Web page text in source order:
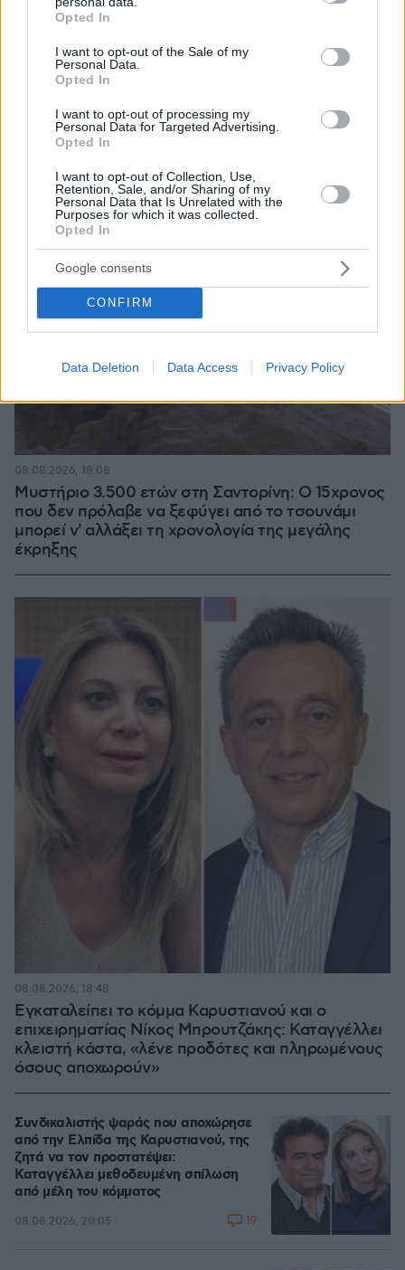
grant or deny consent to Google and its third-party tags to
use your data for below specified purposes in below Google
consent section.
Opted In
I want to opt-out of the Sale of my
Personal Data.
Opted In
I want to opt-out of processing my
Personal Data for Targeted Advertising.
Opted In
I want to opt-out of Collection, Use,
Retention, Sale, and/or Sharing of my
Personal Data that Is Unrelated with the
Purposes for which it was collected.
Opted In
Google consents
CONFIRM
Data Deletion Data Access Privacy Policy
Τραγωδία στην Πάρο: Πνίγηκε 4χρονος σε πισίνα
Μυστήριο 3.500 ετών στη Σαντορίνη: Ο 15χρονος
που δεν πρόλαβε να ξεφύγει από το τσουνάμι
μπορεί ν' αλλάξει τη χρονολογία της μεγάλης
έκρηξης
08.08.2026, 18:08
Εγκαταλείπει το κόμμα Καρυστιανού και ο
επιχειρηματίας Νίκος Μπρουτζάκης: Καταγγέλλει
κλειστή κάστα, «λένε προδότες και πληρωμένους
όσους αποχωρούν»
08.08.2026, 18:48
Συνδικαλιστής ψαράς που αποχώρησε
από την Ελπίδα της Καρυστιανού, της
ζητά να τον προστατέψει:
Καταγγέλλει μεθοδευμένη σπίλωση
από μέλη του κόμματος
08.08.2026, 20:05 19